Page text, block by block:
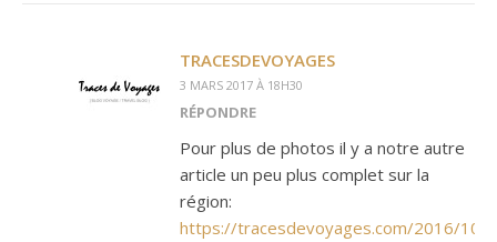
TRACESDEVOYAGES
3 MARS 2017 À 18H30
RÉPONDRE
Pour plus de photos il y a notre autre
article un peu plus complet sur la
région:
https://tracesdevoyages.com/2016/10/